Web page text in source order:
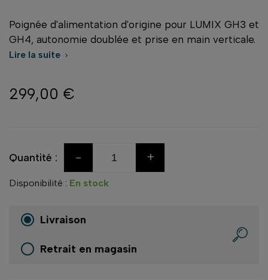
Poignée d'alimentation d'origine pour LUMIX GH3 et
GH4, autonomie doublée et prise en main verticale.
Lire la suite 
299,00 €
Quantité : - +
Disponibilité : En stock
Livraison
Retrait en magasin